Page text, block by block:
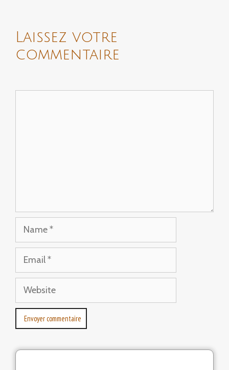
Laissez votre
commentaire
Name
Email
Website